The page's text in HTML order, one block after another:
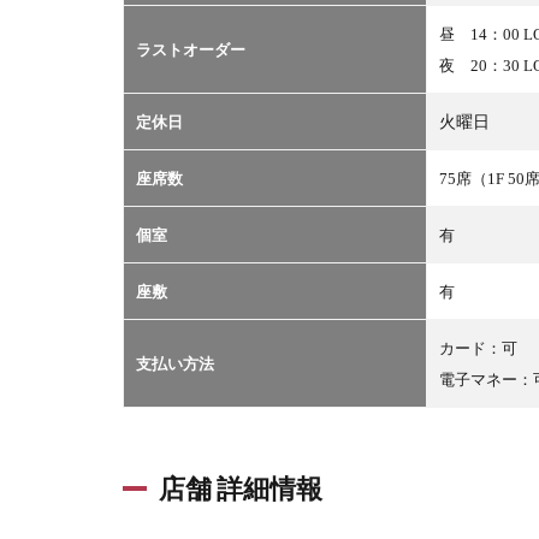
ラストオーダー
昼 14：00
夜 20：30
定休日 火曜日
座席数 75席（1F 50
個室 有
座敷 有
支払い方法
カード：可
電子マネー：
店舗 詳細情報